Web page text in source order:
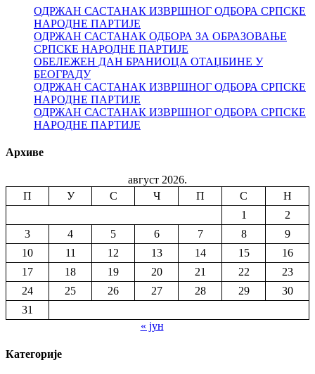
ОДРЖАН САСТАНАК ИЗВРШНОГ ОДБОРА СРПСКЕ
НАРОДНЕ ПАРТИЈЕ
ОДРЖАН САСТАНАК ОДБОРА ЗА ОБРАЗОВАЊЕ
СРПСКЕ НАРОДНЕ ПАРТИЈЕ
ОБЕЛЕЖЕН ДАН БРАНИОЦА ОТАЏБИНЕ У
БЕОГРАДУ
ОДРЖАН САСТАНАК ИЗВРШНОГ ОДБОРА СРПСКЕ
НАРОДНЕ ПАРТИЈЕ
ОДРЖАН САСТАНАК ИЗВРШНОГ ОДБОРА СРПСКЕ
НАРОДНЕ ПАРТИЈЕ
Архиве
август 2026.
П
У С Ч П С
Н
1
2
3
4 5 6 7 8
9
10
11 12 13 14 15
16
17
18 19 20 21 22
23
24
25 26 27 28 29
30
31
« јун
Категорије